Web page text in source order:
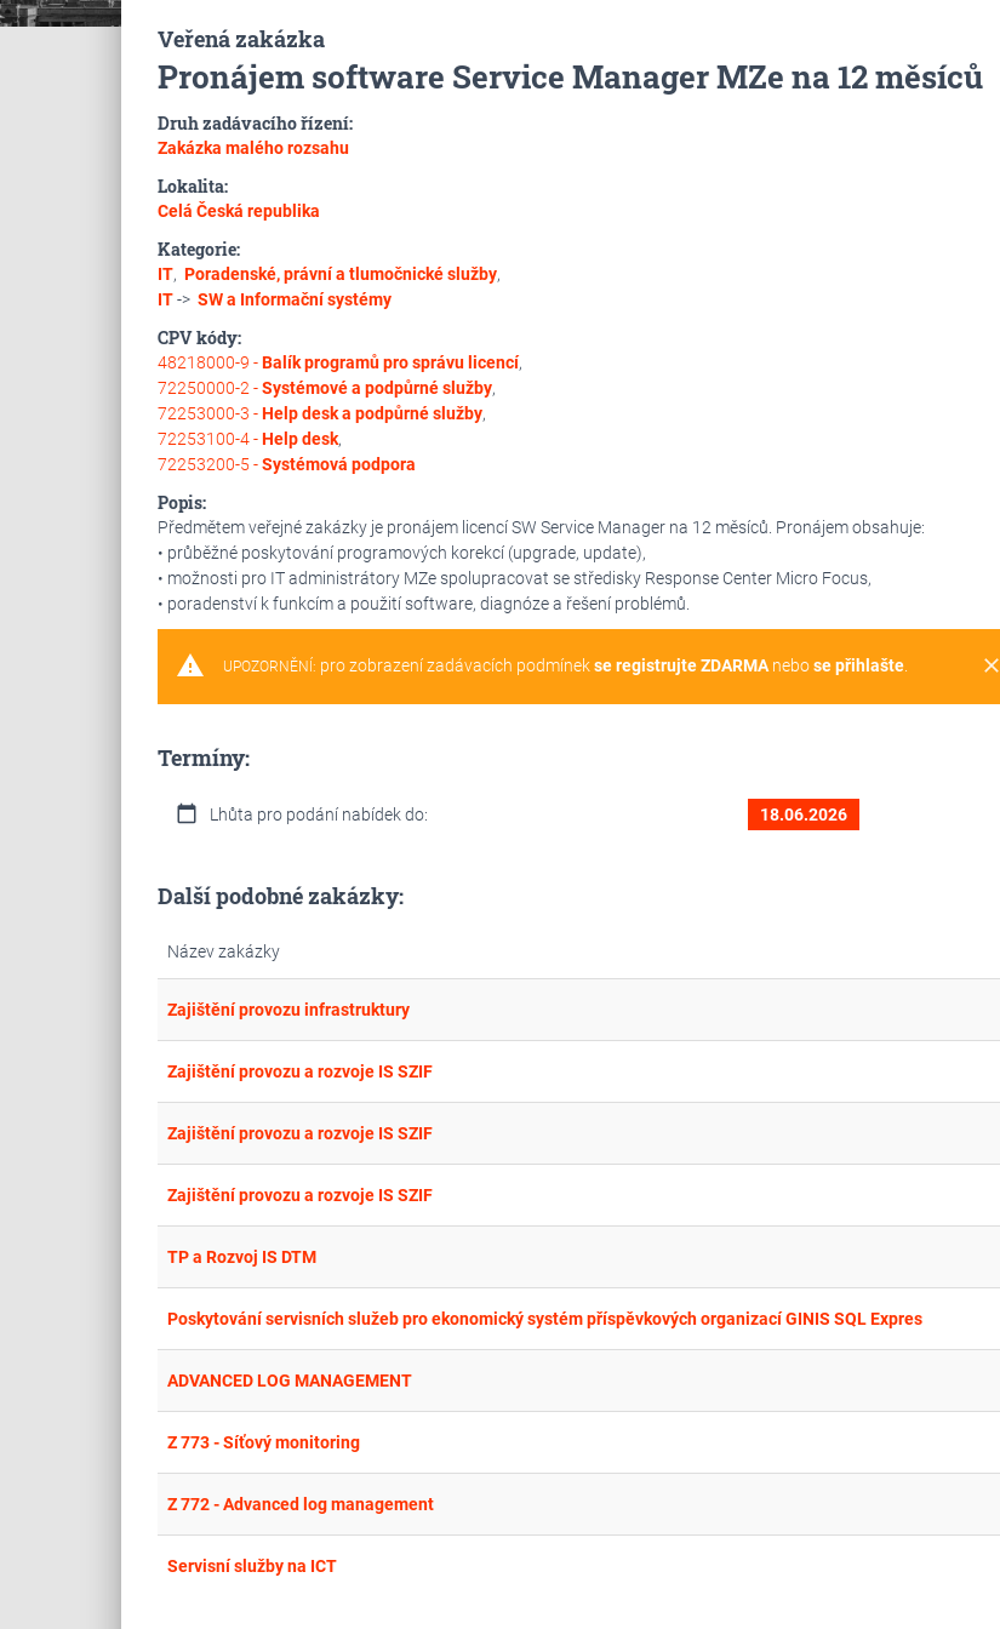
Veřená zakázka
Pronájem software Service Manager MZe na 12 měsíců
Druh zadávacího řízení:
Zakázka malého rozsahu
Lokalita:
Celá Česká republika
Kategorie:
IT, Poradenské, právní a tlumočnické služby,
IT-> SW a Informační systémy
CPV kódy:
48218000-9 -Balík programů pro správu licencí,
72250000-2 -Systémové a podpůrné služby,
72253000-3 -Help desk a podpůrné služby,
72253100-4 -Help desk,
72253200-5 -Systémová podpora
Popis:
Předmětem veřejné zakázky je pronájem licencí SW Service Manager na 12 měsíců. Pronájem obsahuje:
• průběžné poskytování programových korekcí (upgrade, update),
• možnosti pro IT administrátory MZe spolupracovat se středisky Response Center Micro Focus,
• poradenství k funkcím a použití software, diagnóze a řešení problémů.
warning clear
UPOZORNĚNÍ: pro zobrazení zadávacích podmínekse registrujte ZDARMAnebose přihlašte.
Termíny:
calendar_today Lhůta pro podání nabídek do: 18.06.2026
Další podobné zakázky:
Název zakázky
Zajištění provozu infrastruktury
Zajištění provozu a rozvoje IS SZIF
Zajištění provozu a rozvoje IS SZIF
Zajištění provozu a rozvoje IS SZIF
TP a Rozvoj IS DTM
Poskytování servisních služeb pro ekonomický systém příspěvkových organizací GINIS SQL Expres
ADVANCED LOG MANAGEMENT
Z 773 - Síťový monitoring
Z 772 - Advanced log management
Servisní služby na ICT